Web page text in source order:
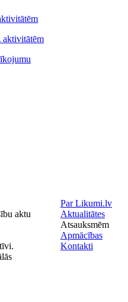
aktivitātēm
aktu
Par Likumi.lv
Aktualitātes
Atsauksmēm
Apmācības
Kontakti